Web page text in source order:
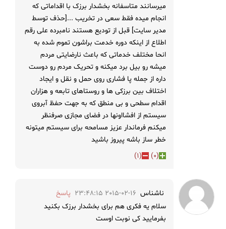
میرسانند متاسفانه بخشدار برزک با اقداماتی که
انجام میده فقط سعی در تخریب ...[حذف توسط
مدیر سایت] قبل از تودیع هستند نامبرده علی رقم
اطلاع از اینکه دوره خدمت براشون تموم شده به
انحا مختلف خدماتی که باعث نارضایتی مردم
میشه رو بیل برد میکنه و تحریک مردم رو دوست
داره از جمله پا فشاری روی حمل و نقل و ایجاد
اختلاف بین برزکی ها و روستاهای تابعه و هزاران
اقدام سطحی و بی منطق که به جهت حفظ آبروی
سیستم از افشااونها در فضای مجازی صرفنظر
میکنم فرماندار عزیز مسامحه برای سیستم میتونه
خطر ساز باشه پیروز باشید
(
0
)
(
1
)
ناشناس 2015-02-16 23:48:15
پاسخ
سلام یه فکری هم برای بخشدار برزک بکنید
بفرمایید کی نوبت اوست